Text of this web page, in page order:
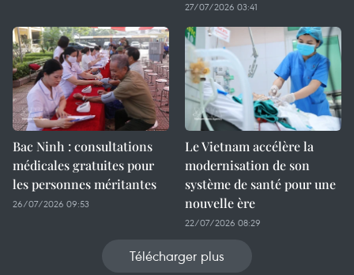
27/07/2026 03:41
Bac Ninh : consultations
médicales gratuites pour
les personnes méritantes
26/07/2026 09:53
Le Vietnam accélère la
modernisation de son
système de santé pour une
nouvelle ère
22/07/2026 08:29
Télécharger plus